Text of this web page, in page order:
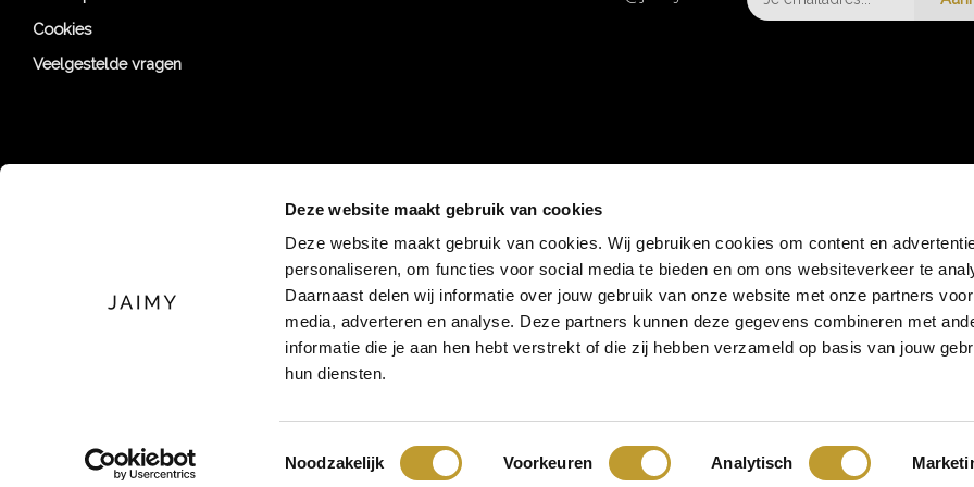
Deze website maakt gebruik van cookies
Deze website maakt gebruik van cookies. Wij gebruiken cookies om content en
personaliseren, om functies voor social media te bieden en om ons websiteverkeer te
Daarnaast delen wij informatie over jouw gebruik van onze website met onze partners
media, adverteren en analyse. Deze partners kunnen deze gegevens combineren met
informatie die je aan hen hebt verstrekt of die zij hebben verzameld op basis van jouw
hun diensten.
Toestemmingsselectie
Noodzakelijk Voorkeuren Analytisch
Cookies
Veelgestelde vragen
© 2026 jaimymode.nl